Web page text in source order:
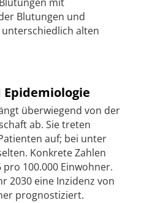
Blutungen und
alten
überwiegend von der
ab. Sie treten
auf; bei unter
Konkrete Zahlen
100.000 Einwohner.
2030 eine Inzidenz von
prognostiziert.